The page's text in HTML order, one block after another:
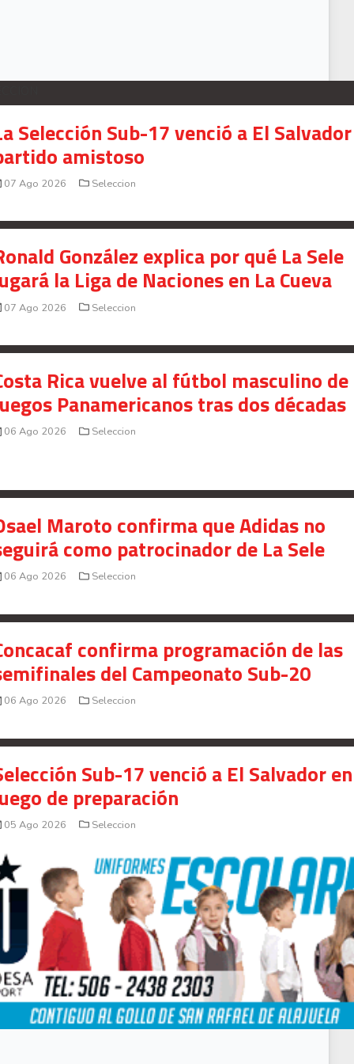
Selección Sub-17 venció a El
amistoso
07 Ago 2026 Seleccion
González explica por qué La Sele
la Liga de Naciones en La Cueva
07 Ago 2026 Seleccion
Rica vuelve al fútbol masculino
Panamericanos tras dos décadas
06 Ago 2026 Seleccion
Maroto confirma que Adidas no
como patrocinador de La Sele
06 Ago 2026 Seleccion
confirma programación de las
del Campeonato Sub-20
06 Ago 2026 Seleccion
Sub-17 venció a El Salvador en
de preparación
05 Ago 2026 Seleccion